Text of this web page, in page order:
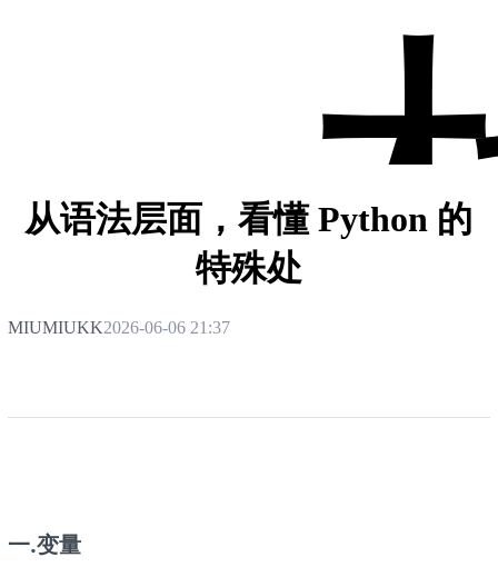
从语法层面，看懂 Python 的
特殊处
MIUMIUKK2026-06-06 21:37
一.变量